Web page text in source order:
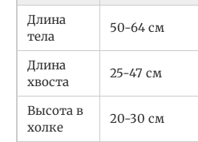
Длина
тела
50-64 см
Длина
хвоста
25-47 см
Высота в
холке
20-30 см